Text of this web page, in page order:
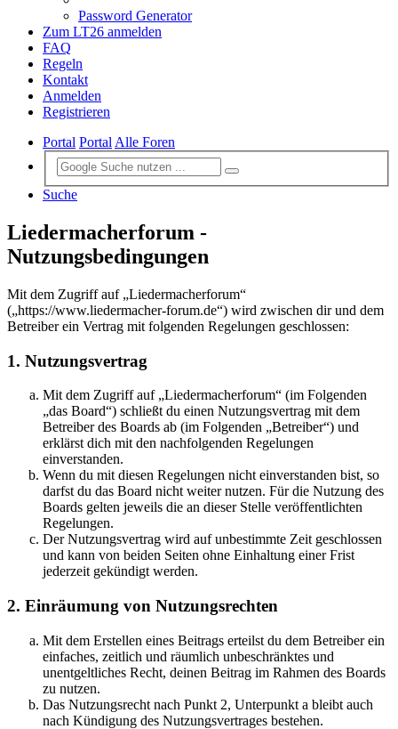
Password Generator
Zum LT26 anmelden
FAQ
Regeln
Kontakt
Anmelden
Registrieren
Portal PortalAlle Foren
Suche
Liedermacherforum -
Nutzungsbedingungen
Mit dem Zugriff auf „Liedermacherforum“
(„https://www.liedermacher-forum.de“) wird zwischen dir und dem
Betreiber ein Vertrag mit folgenden Regelungen geschlossen:
1. Nutzungsvertrag
Mit dem Zugriff auf „Liedermacherforum“ (im Folgenden
„das Board“) schließt du einen Nutzungsvertrag mit dem
Betreiber des Boards ab (im Folgenden „Betreiber“) und
erklärst dich mit den nachfolgenden Regelungen
einverstanden.
Wenn du mit diesen Regelungen nicht einverstanden bist, so
darfst du das Board nicht weiter nutzen. Für die Nutzung des
Boards gelten jeweils die an dieser Stelle veröffentlichten
Regelungen.
Der Nutzungsvertrag wird auf unbestimmte Zeit geschlossen
und kann von beiden Seiten ohne Einhaltung einer Frist
jederzeit gekündigt werden.
2. Einräumung von Nutzungsrechten
Mit dem Erstellen eines Beitrags erteilst du dem Betreiber ein
einfaches, zeitlich und räumlich unbeschränktes und
unentgeltliches Recht, deinen Beitrag im Rahmen des Boards
zu nutzen.
Das Nutzungsrecht nach Punkt 2, Unterpunkt a bleibt auch
nach Kündigung des Nutzungsvertrages bestehen.